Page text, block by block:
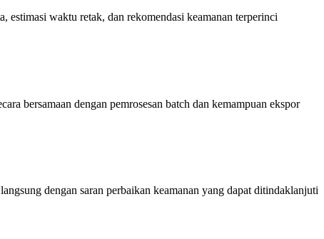
estimasi waktu retak, dan rekomendasi keamanan terperinci
bersamaan dengan pemrosesan batch dan kemampuan ekspor
dengan saran perbaikan keamanan yang dapat ditindaklanjuti